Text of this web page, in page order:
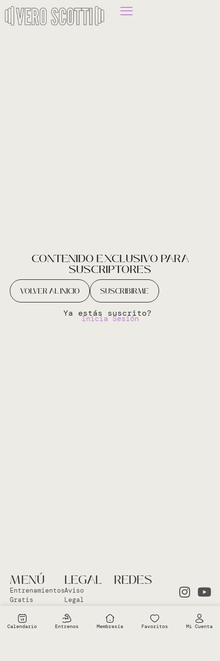
CONTENIDO EXCLUSIVO PARA
SUSCRIPTORES
VOLVER AL INICIO SUSCRIBIRME
Ya estás suscrito?
Inicia Sesión
MENÚ
Entrenamientos
Gratis
Clases en
el Studio
LEGAL
Aviso
Legal
Política
Cookies
REDES
Calendario Entrenos Membresía Favoritos Mi Cuenta